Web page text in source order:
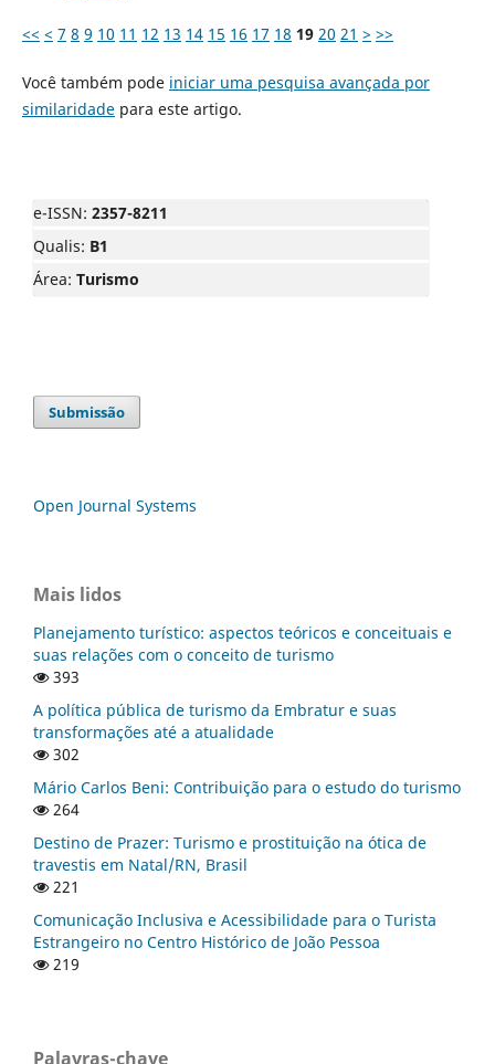
<< < 7 8 9 10 11 12 13 14 15 16 17 18 19 20 21 > >>
Você também pode iniciar uma pesquisa avançada por
similaridadepara este artigo.
e-ISSN: 2357-8211
Qualis: B1
Área: Turismo
Submissão
Open Journal Systems
Mais lidos
Planejamento turístico: aspectos teóricos e conceituais e
suas relações com o conceito de turismo
393
A política pública de turismo da Embratur e suas
transformações até a atualidade
302
Mário Carlos Beni: Contribuição para o estudo do turismo
264
Destino de Prazer: Turismo e prostituição na ótica de
travestis em Natal/RN, Brasil
221
Comunicação Inclusiva e Acessibilidade para o Turista
Estrangeiro no Centro Histórico de João Pessoa
219
Palavras-chave